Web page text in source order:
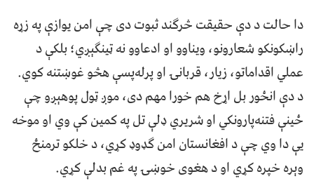
دا حالت د دې حقیقت څرګند ثبوت دی چې امن یوازې په زړه
راښکونکو شعارونو، ویناوو او ادعاوو نه ټینګېږي؛ بلکې د
عملي اقداماتو، زیار، قربانۍ او پرله‌پسې هڅو غوښتنه کوي.
د دې انځور بل اړخ هم خورا مهم دی، موږ ټول پوهېږو چې
ځینې فتنه‌پارونکي او شریري ډلې تل په کمین کې وي او موخه
یې دا وي چې د افغانستان امن ګډوډ کړي، د خلکو ترمنځ
وېره خپره کړي او د هغوی خوښۍ په غم بدلې کړي.